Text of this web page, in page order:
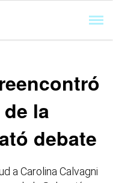
la
debate
a Carolina Calvagni